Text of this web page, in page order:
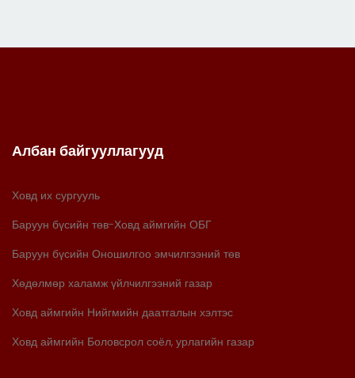
Албан байгууллагууд
Ховд их сургууль
Баруун бүсийн төв-Ховд аймгийн ОБГ
Баруун бүсийн Оношилгоо эмчилгээний төв
Хөдөлмөр халамж үйлчилгээний газар
Ховд аймгийн Нийгмийн даатгалын хэлтэс
Ховд аймгийн Боловсрол соёл, урлагийн газар